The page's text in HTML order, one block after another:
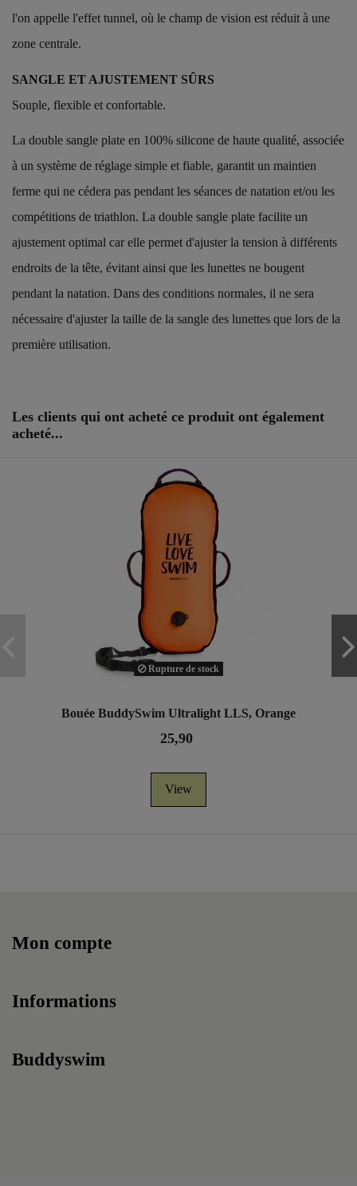
l'on appelle l'effet tunnel, où le champ de vision est réduit à une
zone centrale.
SANGLE ET AJUSTEMENT SÛRS
Souple, flexible et confortable.
La double sangle plate en 100% silicone de haute qualité, associée
à un système de réglage simple et fiable, garantit un maintien
ferme qui ne cédera pas pendant les séances de natation et/ou les
compétitions de triathlon. La double sangle plate facilite un
ajustement optimal car elle permet d'ajuster la tension à différents
endroits de la tête, évitant ainsi que les lunettes ne bougent
pendant la natation. Dans des conditions normales, il ne sera
nécessaire d'ajuster la taille de la sangle des lunettes que lors de la
première utilisation.
Les clients qui ont acheté ce produit ont également
acheté...
Rupture de stock
Bouée BuddySwim Ultralight LLS, Orange
25,90
View
Mon compte
Informations
Buddyswim